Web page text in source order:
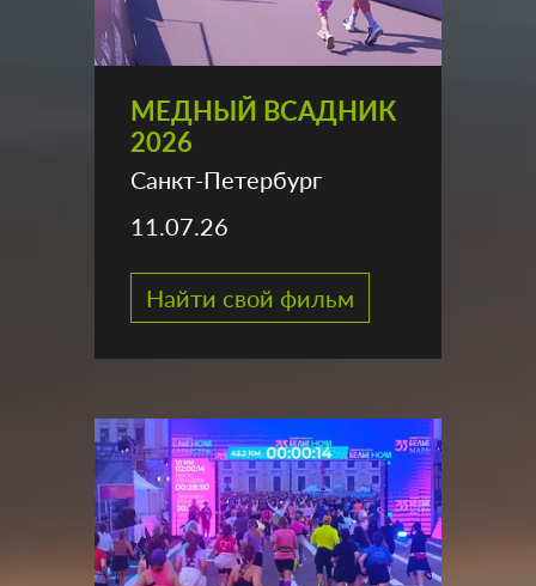
МЕДНЫЙ ВСАДНИК
2026
Санкт-Петербург
11.07.26
Найти свой фильм